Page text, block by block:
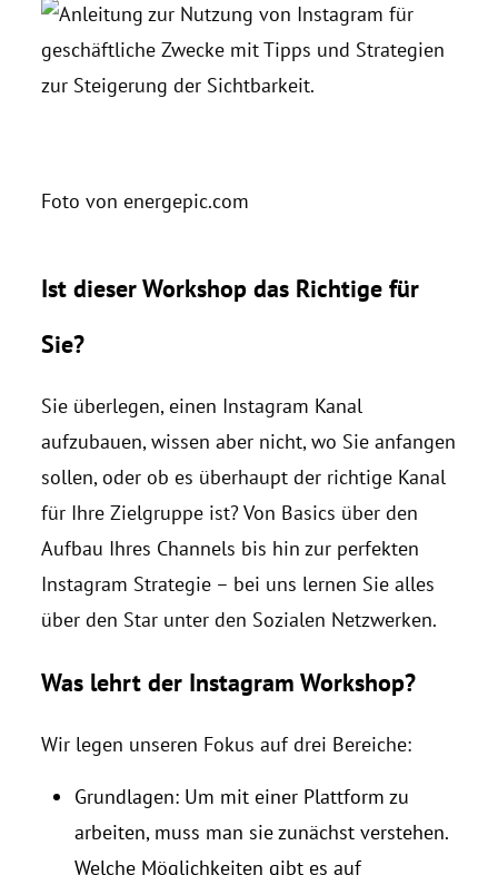
Foto von energepic.com
Ist dieser Workshop das Richtige für
Sie?
Sie überlegen, einen Instagram Kanal
aufzubauen, wissen aber nicht, wo Sie anfangen
sollen, oder ob es überhaupt der richtige Kanal
für Ihre Zielgruppe ist? Von Basics über den
Aufbau Ihres Channels bis hin zur perfekten
Instagram Strategie – bei uns lernen Sie alles
über den Star unter den Sozialen Netzwerken.
Was lehrt der Instagram Workshop?
Wir legen unseren Fokus auf drei Bereiche:
Grundlagen: Um mit einer Plattform zu
arbeiten, muss man sie zunächst verstehen.
Welche Möglichkeiten gibt es auf